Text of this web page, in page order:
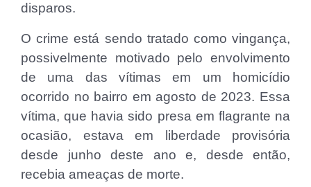
disparos.
O crime está sendo tratado como vingança,
possivelmente motivado pelo envolvimento
de uma das vítimas em um homicídio
ocorrido no bairro em agosto de 2023. Essa
vítima, que havia sido presa em flagrante na
ocasião, estava em liberdade provisória
desde junho deste ano e, desde então,
recebia ameaças de morte.